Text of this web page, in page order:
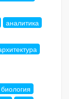
аналитика
биология